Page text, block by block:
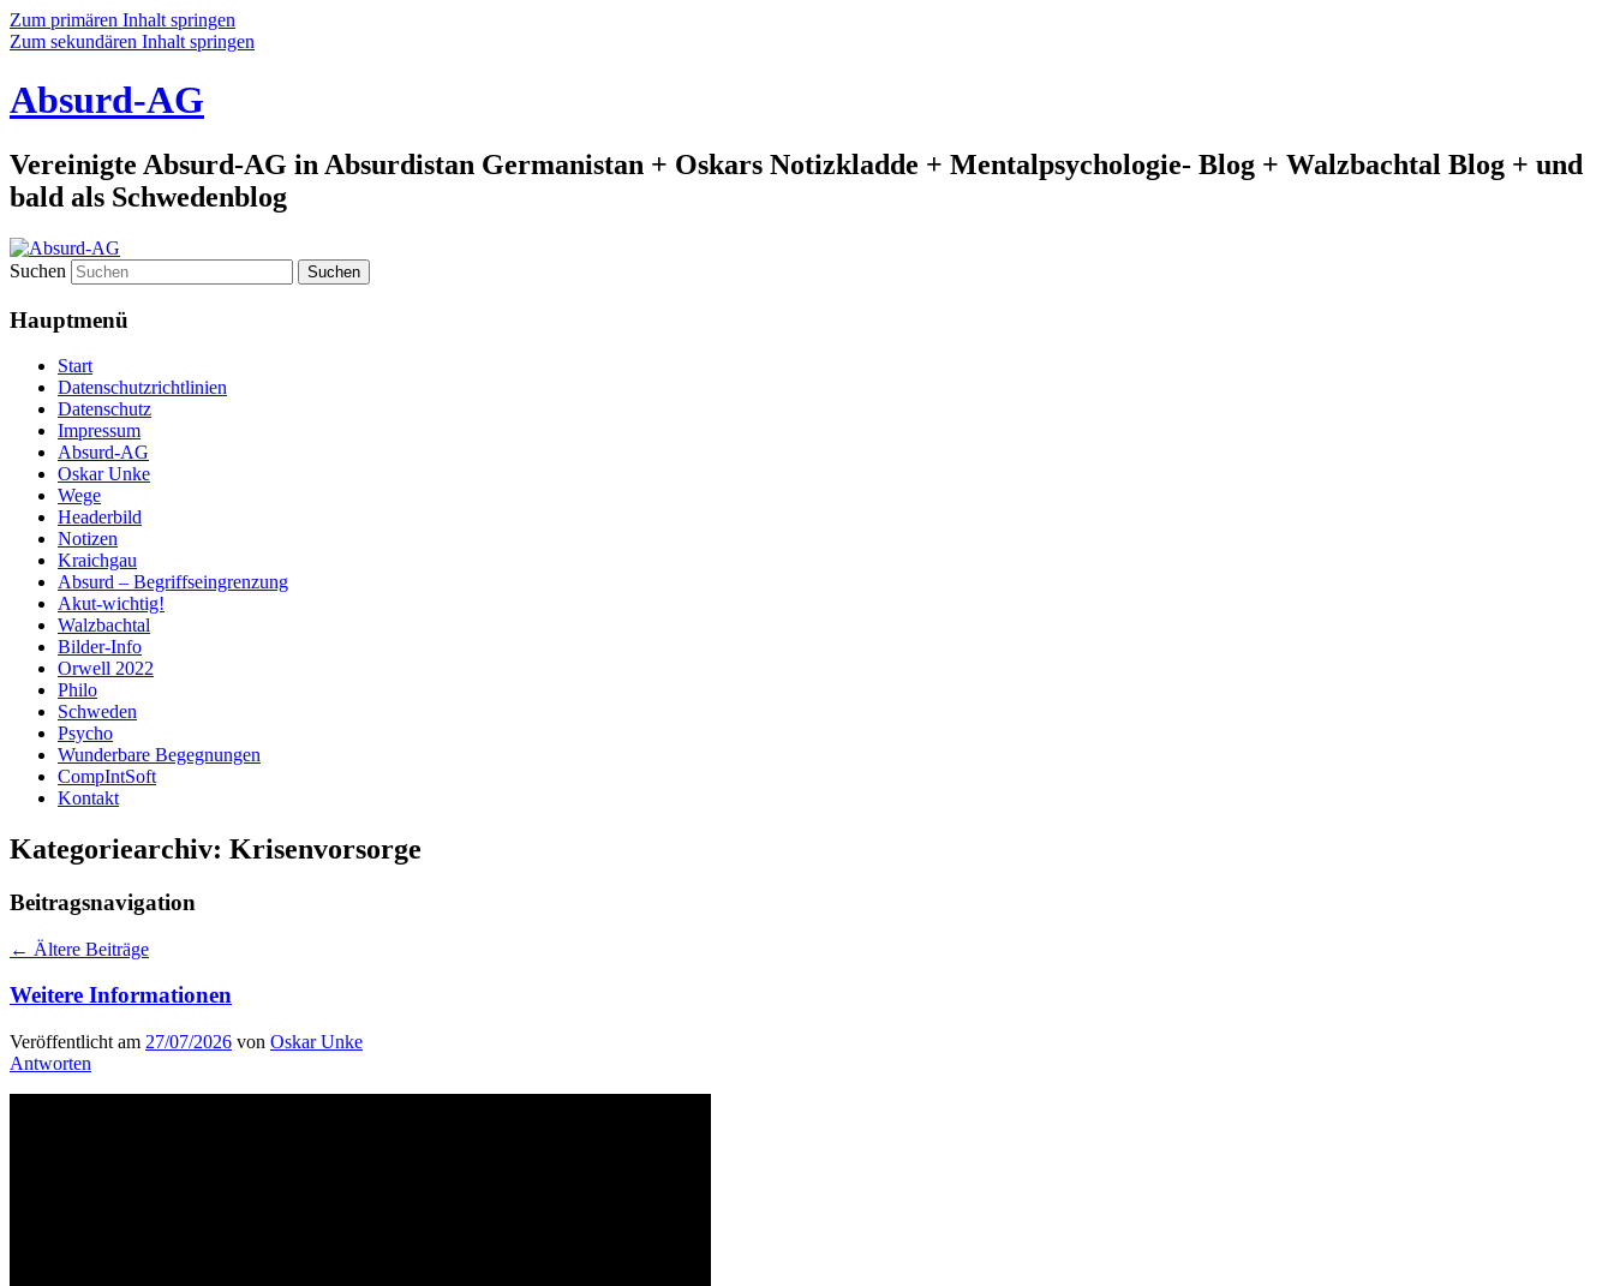
Zum primären Inhalt springen
Zum sekundären Inhalt springen
Absurd-AG
Vereinigte Absurd-AG in Absurdistan Germanistan + Oskars Notizkladde + Mentalpsychologie- Blog + Walzbachtal Blog + und
bald als Schwedenblog
Suchen
Hauptmenü
Start
Datenschutzrichtlinien
Datenschutz
Impressum
Absurd-AG
Oskar Unke
Wege
Headerbild
Notizen
Kraichgau
Absurd – Begriffseingrenzung
Akut-wichtig!
Walzbachtal
Bilder-Info
Orwell 2022
Philo
Schweden
Psycho
Wunderbare Begegnungen
CompIntSoft
Kontakt
Kategoriearchiv: Krisenvorsorge
Beitragsnavigation
← Ältere Beiträge
Weitere Informationen
Veröffentlicht am 27/07/2026 von Oskar Unke
Antworten